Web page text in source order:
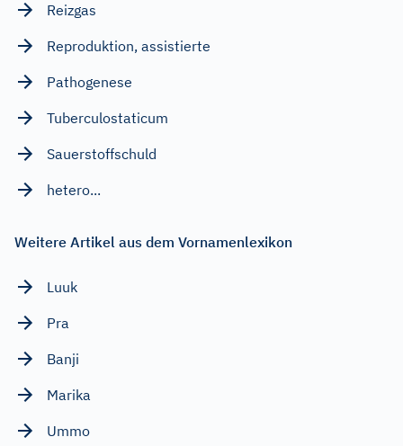
Reizgas
Reproduktion, assistierte
Pathogenese
Tuberculostaticum
Sauerstoffschuld
hetero...
Weitere Artikel aus dem Vornamenlexikon
Luuk
Pra
Banji
Marika
Ummo